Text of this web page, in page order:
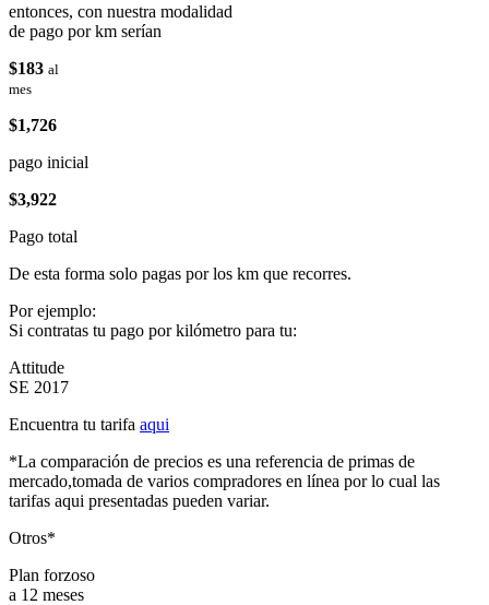
entonces, con nuestra modalidad
de pago por km serían
$183 al
mes
$1,726
pago inicial
$3,922
Pago total
De esta forma solo pagas por los km que recorres.
Por ejemplo:
Si contratas tu pago por kilómetro para tu:
Attitude
SE 2017
Encuentra tu tarifa aqui
*La comparación de precios es una referencia de primas de
mercado,tomada de varios compradores en línea por lo cual las
tarifas aqui presentadas pueden variar.
Otros*
Plan forzoso
a 12 meses